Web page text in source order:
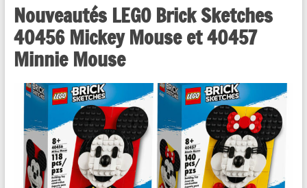
Nouveautés LEGO Brick Sketches
40456 Mickey Mouse et 40457
Minnie Mouse